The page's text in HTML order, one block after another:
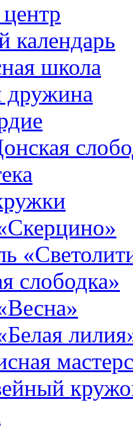
календарь
школа
дружина
слободка»